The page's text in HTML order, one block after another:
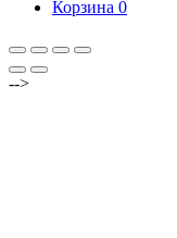
Корзина 0
-->